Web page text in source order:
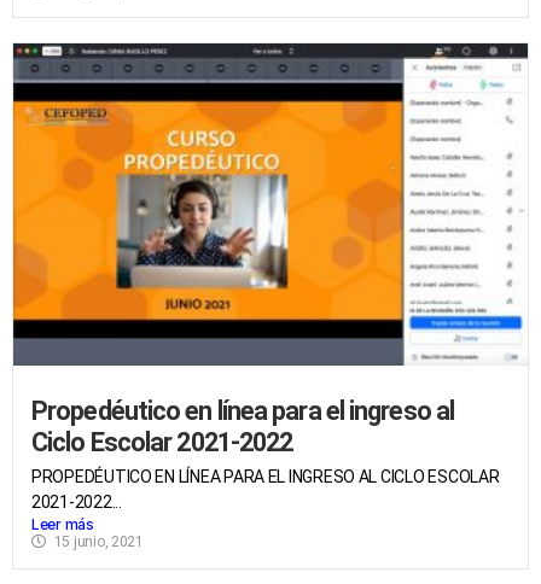
Propedéutico en línea para el ingreso al
Ciclo Escolar 2021-2022
PROPEDÉUTICO EN LÍNEA PARA EL INGRESO AL CICLO ESCOLAR
2021-2022...
Leer más
15 junio, 2021